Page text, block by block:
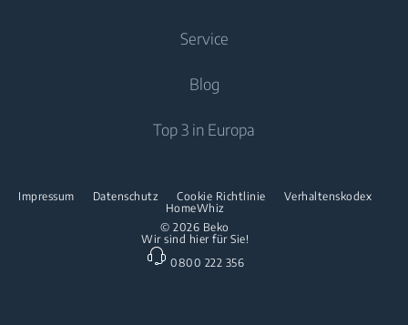
Freistehende Mikrowellen
Einbau-Kochfelder
Freistehende Geschirrspüler
Einbau-Geschirrspüler
Klimageräte
Standventilator
Über uns
Partnerschaften
Beko Professional
Service
Downloads
Reparaturinformationen & Ersatzteile
Garantie
Blog
Top 3 in Europa
© 2026 Beko
Impressum Datenschutz Cookie Richtlinie
Verhaltenskodex
HomeWhiz
Wir sind hier für Sie!
0800 222 356